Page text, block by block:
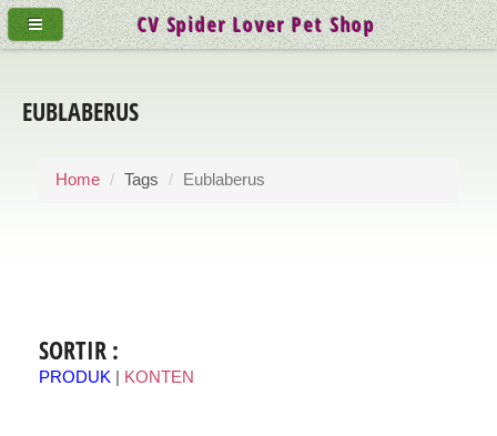
EUBLABERUS
Home Tags Eublaberus
SORTIR :
PRODUK KONTEN
CV Spider Lover Pet Shop